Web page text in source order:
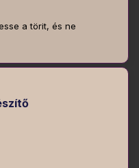
a törit, és ne